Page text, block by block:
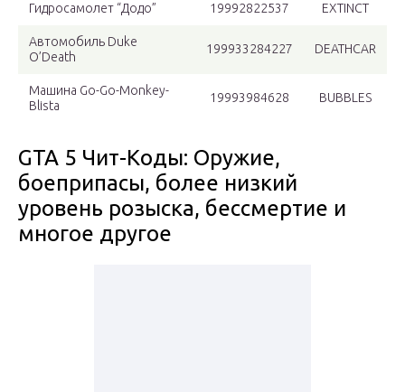
Гидросамолет “Додо” 19992822537 EXTINCT
Автомобиль Duke
O’Death
199933284227 DEATHCAR
Машина Go-Go-Monkey-
Blista
19993984628 BUBBLES
GTA 5 Чит-Коды: Оружие,
боеприпасы, более низкий
уровень розыска, бессмертие и
многое другое